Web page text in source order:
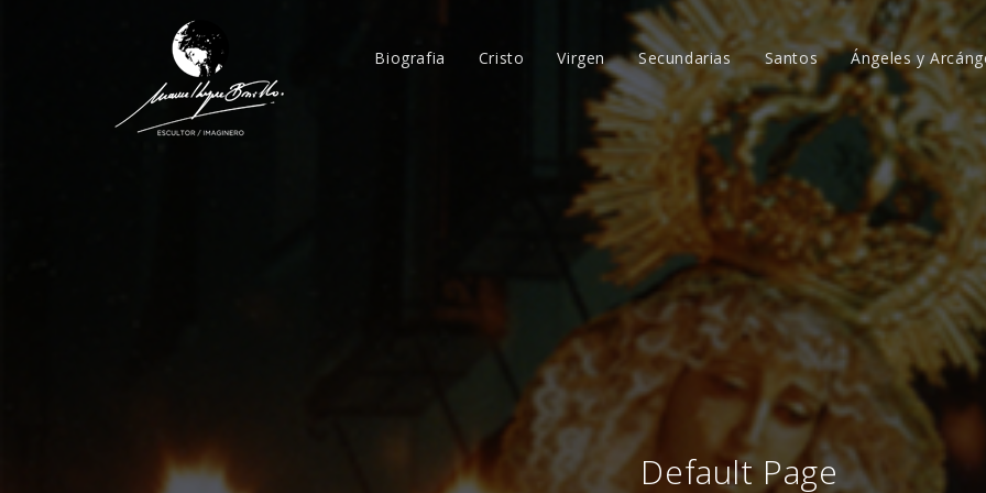
Biografia Cristo Virgen Secundarias Santos Ángeles y
Default Page